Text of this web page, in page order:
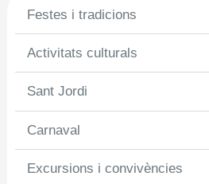
Festes i tradicions
Activitats culturals
Sant Jordi
Carnaval
Excursions i convivències